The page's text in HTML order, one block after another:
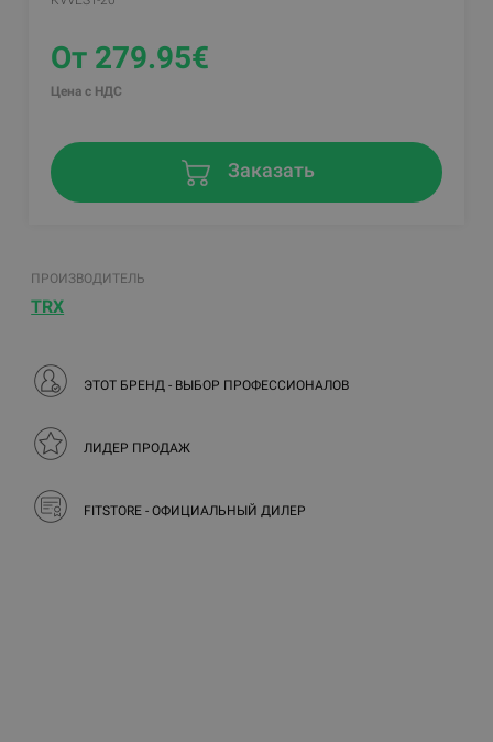
От 279.95€
Цена с НДС
Заказать
ПРОИЗВОДИТЕЛЬ
TRX
ЭТОТ БРЕНД - ВЫБОР ПРОФЕССИОНАЛОВ
ЛИДЕР ПРОДАЖ
FITSTORE - ОФИЦИАЛЬНЫЙ ДИЛЕР